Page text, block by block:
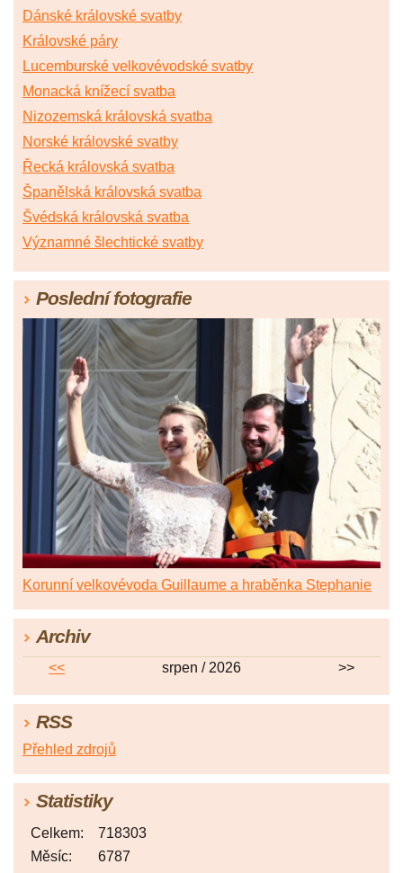
Dánské královské svatby
Královské páry
Lucemburské velkovévodské svatby
Monacká knížecí svatba
Nizozemská královská svatba
Norské královské svatby
Řecká královská svatba
Španělská královská svatba
Švédská královská svatba
Významné šlechtické svatby
Poslední fotografie
Korunní velkovévoda Guillaume a hraběnka Stephanie
Archiv
<< srpen / 2026 >>
RSS
Přehled zdrojů
Statistiky
Celkem:
718303
Měsíc:
6787